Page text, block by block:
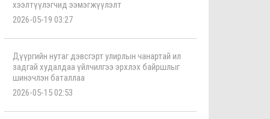
хээлтүүлэгчид ээмэгжүүлэлт
2026-05-19 03:27
Дүүргийн нутаг дэвсгэрт улирлын чанартай ил
задгай худалдаа үйлчилгээ эрхлэх байршлыг
шинэчлэн баталлаа
2026-05-15 02:53